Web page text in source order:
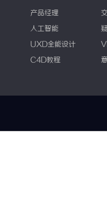
产品经理
人工智能
UXD全能设计
C4D教程